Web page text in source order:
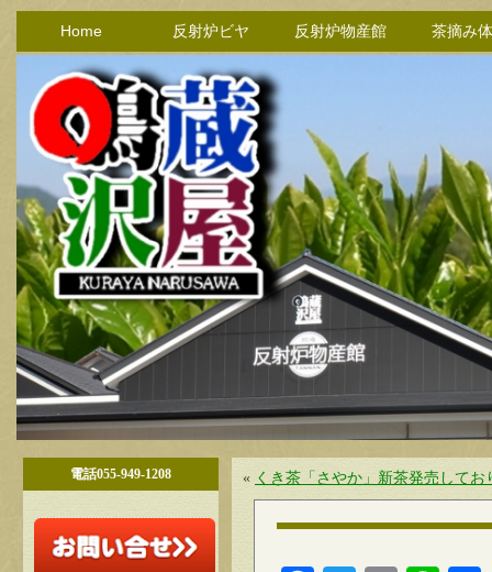
Home 反射炉ビヤ 反射炉物産館 茶摘み
電話055-949-1208 « くき茶「さやか」新茶発売してお